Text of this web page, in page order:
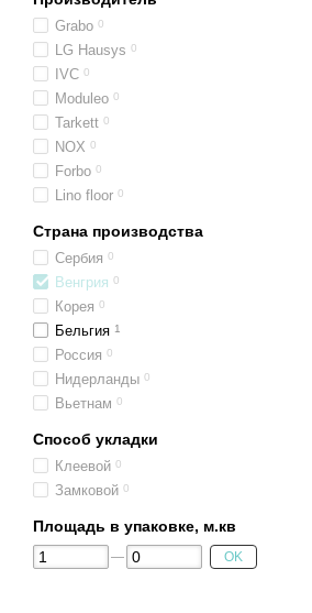
Grabo 0
LG Hausys 0
IVC 0
Moduleo 0
Tarkett 0
NOX 0
Forbo 0
Lino floor 0
Страна производства
Сербия 0
Венгрия 0
Корея 0
Бельгия 1
Россия 0
Нидерланды 0
Вьетнам 0
Способ укладки
Клеевой 0
Замковой 0
Площадь в упаковке, м.кв
OK